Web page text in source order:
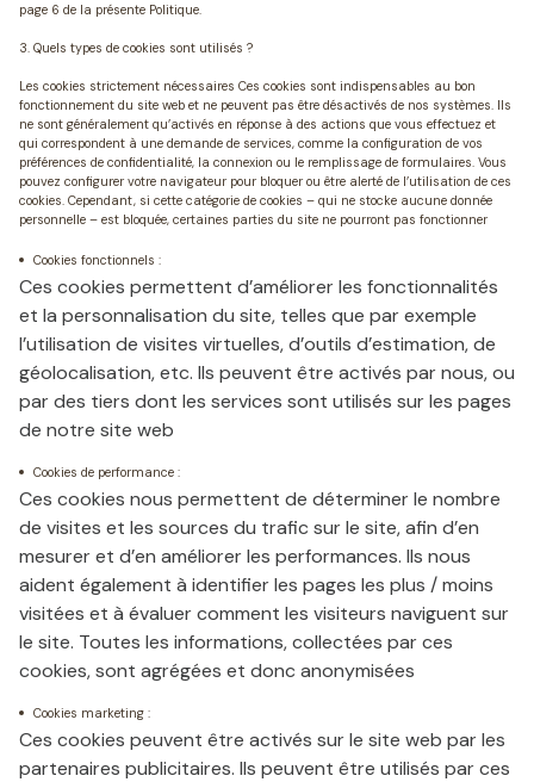
page 6 de la présente Politique.
3. Quels types de cookies sont utilisés ?
Les cookies strictement nécessaires Ces cookies sont indispensables au bon
fonctionnement du site web et ne peuvent pas être désactivés de nos systèmes. Ils
ne sont généralement qu’activés en réponse à des actions que vous effectuez et
qui correspondent à une demande de services, comme la configuration de vos
préférences de confidentialité, la connexion ou le remplissage de formulaires. Vous
pouvez configurer votre navigateur pour bloquer ou être alerté de l’utilisation de ces
cookies. Cependant, si cette catégorie de cookies – qui ne stocke aucune donnée
personnelle – est bloquée, certaines parties du site ne pourront pas fonctionner
Cookies fonctionnels :
Ces cookies permettent d’améliorer les fonctionnalités
et la personnalisation du site, telles que par exemple
l’utilisation de visites virtuelles, d’outils d’estimation, de
géolocalisation, etc. Ils peuvent être activés par nous, ou
par des tiers dont les services sont utilisés sur les pages
de notre site web
Cookies de performance :
Ces cookies nous permettent de déterminer le nombre
de visites et les sources du trafic sur le site, afin d’en
mesurer et d’en améliorer les performances. Ils nous
aident également à identifier les pages les plus / moins
visitées et à évaluer comment les visiteurs naviguent sur
le site. Toutes les informations, collectées par ces
cookies, sont agrégées et donc anonymisées
Cookies marketing :
Ces cookies peuvent être activés sur le site web par les
partenaires publicitaires. Ils peuvent être utilisés par ces